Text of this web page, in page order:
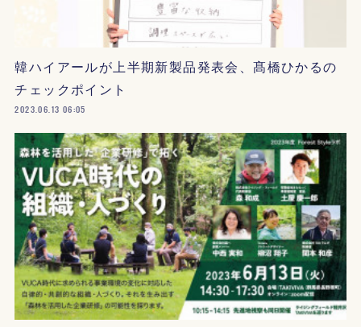
韓ハイアールが上半期新製品発表会、髙橋ひかるの
チェックポイント
2023.06.13 06:05